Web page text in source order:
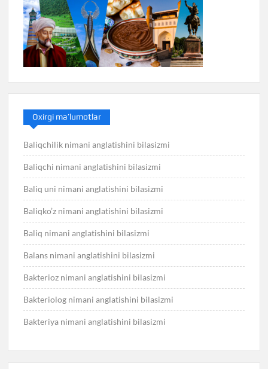
Oxirgi ma’lumotlar
Baliqchilik nimani anglatishini bilasizmi
Baliqchi nimani anglatishini bilasizmi
Baliq uni nimani anglatishini bilasizmi
Baliqko’z nimani anglatishini bilasizmi
Baliq nimani anglatishini bilasizmi
Balans nimani anglatishini bilasizmi
Bakterioz nimani anglatishini bilasizmi
Bakteriolog nimani anglatishini bilasizmi
Bakteriya nimani anglatishini bilasizmi